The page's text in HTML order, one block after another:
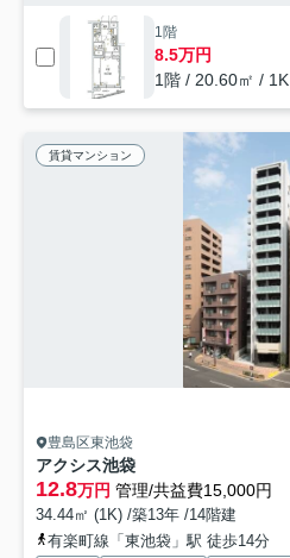
1階
8.5万円
1階 / 20.60㎡ / 1K
賃貸マンション
豊島区東池袋
アクシス池袋
12.8万円 管理/共益費15,000円
34.44㎡ (1K) /築13年 /14階建
有楽町線「東池袋」駅 徒歩14分